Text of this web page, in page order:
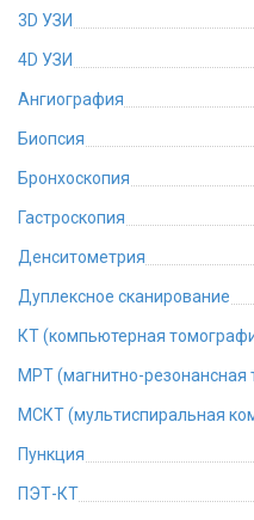
3D УЗИ
4D УЗИ
Ангиография
Биопсия
Бронхоскопия
Гастроскопия
Денситометрия
Дуплексное сканирование
КТ (компьютерная
МРТ (магнитно-резонансная
МСКТ (мультиспиральная
Пункция
ПЭТ-КТ